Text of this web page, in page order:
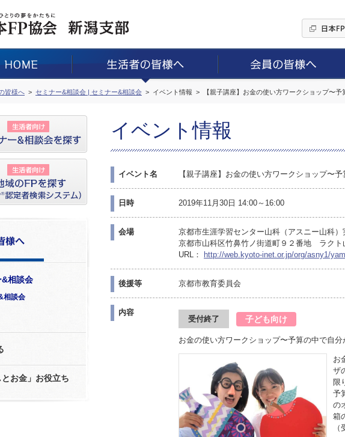
皆様へ セミナー&相談会 | セミナー&相談会 イベント情報 【親子講座】お金の使い方ワークショップ〜
相談会
相談会
とお金」お役立ち
イベント情報
イベント名 【親子講座】お金の使い方ワークショップ〜
日時 2019年11月30日 14:00～16:00
会場
京都市生涯学習センター山科（アスニー山科）
京都市山科区竹鼻竹ノ街道町９２番地 ラクト
URL：
http://web.kyoto-inet.or.jp/org/asny1/
後援等 京都市教育委員会
内容
受付終了 子ども向け
お金の使い方ワークショップ〜予算の中で自
お
ザ
限
予
の
箱